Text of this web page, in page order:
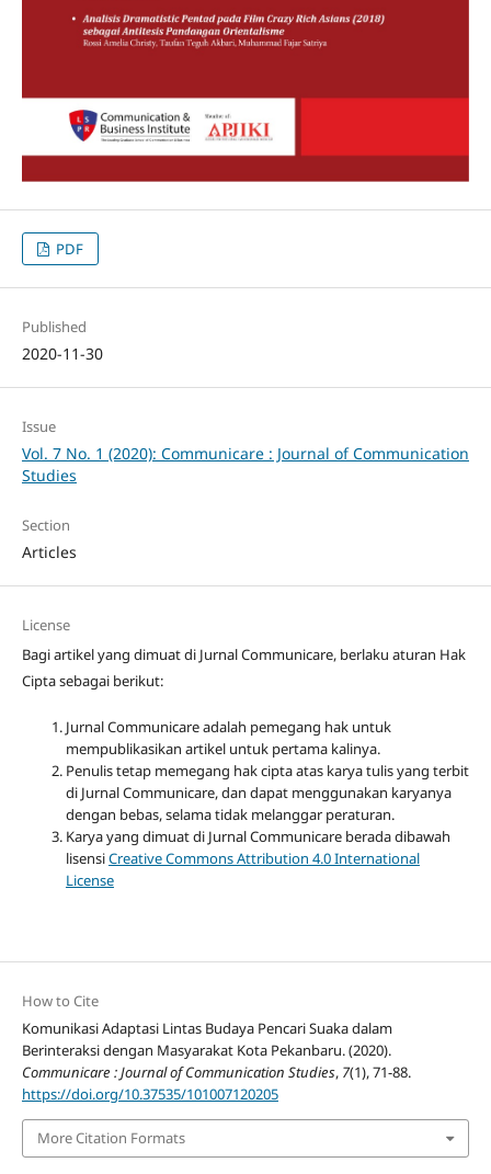
PDF
Published
2020-11-30
Issue
Vol. 7 No. 1 (2020): Communicare : Journal of Communication
Studies
Section
Articles
License
Bagi artikel yang dimuat di Jurnal Communicare, berlaku aturan Hak
Cipta sebagai berikut:
Jurnal Communicare adalah pemegang hak untuk
mempublikasikan artikel untuk pertama kalinya.
Penulis tetap memegang hak cipta atas karya tulis yang terbit
di Jurnal Communicare, dan dapat menggunakan karyanya
dengan bebas, selama tidak melanggar peraturan.
Karya yang dimuat di Jurnal Communicare berada dibawah
lisensiCreative Commons Attribution 4.0 International
License
How to Cite
Komunikasi Adaptasi Lintas Budaya Pencari Suaka dalam
Berinteraksi dengan Masyarakat Kota Pekanbaru. (2020).
Communicare : Journal of Communication Studies, 7(1), 71-88.
https://doi.org/10.37535/101007120205
More Citation Formats